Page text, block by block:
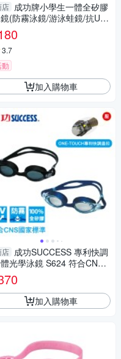
店 成功牌小學生一體全矽膠
(防霧泳鏡/游泳蛙鏡/抗UV/
具/保護眼睛)
3.7
動
加入購物車
店 成功SUCCESS 專利快調
光學泳鏡 S624 符合CNS
家標準
加入購物車